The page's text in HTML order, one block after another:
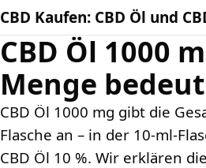
CBD Kaufen: CBD Öl und
CBD Öl 1000
Menge
CBD Öl 1000 mg gibt die
Flasche an – in der 10-ml-
CBD Öl 10 %. Wir erklären